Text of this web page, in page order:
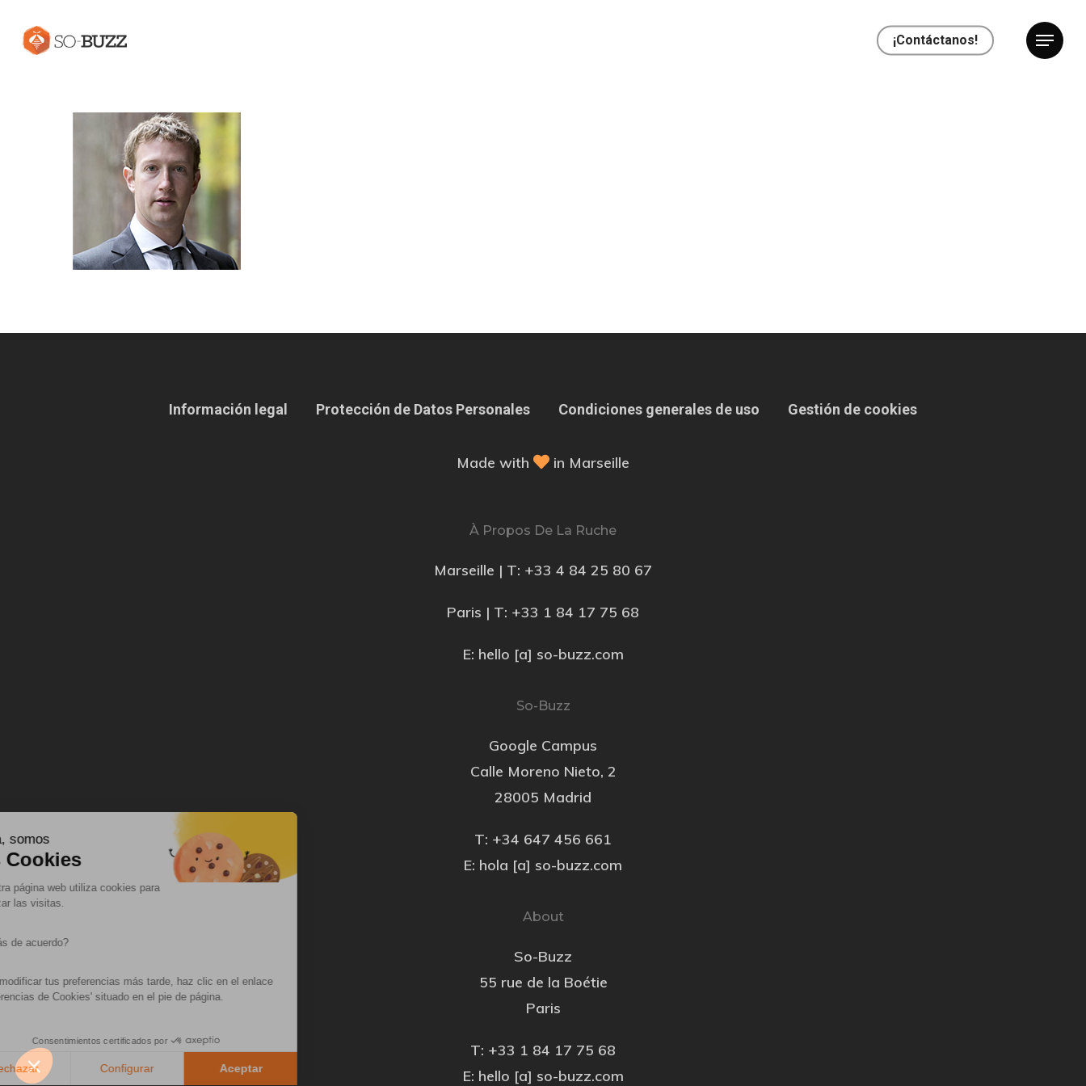
Hola, somos
las Cookies
Nuestra página web utiliza cookies para
analizar las visitas.
¿Estás de acuerdo?
Para modificar tus preferencias más tarde, haz clic en el enlace
'Preferencias de Cookies' situado en el pie de página.
Consentimientos certificados por
Rechazar
¡Contáctanos!
Información legal Protección de Datos Personales Condiciones generales de uso Gestión de cookies
Made with in Marseille
À Propos De La Ruche
Marseille | T: +33 4 84 25 80 67
Paris | T: +33 1 84 17 75 68
E: hello [a] so-buzz.com
So-Buzz
Google Campus
Calle Moreno Nieto, 2
28005 Madrid
T: +34 647 456 661
E: hola [a] so-buzz.com
About
So-Buzz
55 rue de la Boétie
Paris
T: +33 1 84 17 75 68
E: hello [a] so-buzz.com